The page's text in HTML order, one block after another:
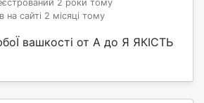
2 роки тому
на сайті 2 місяці тому
вашкості от А до Я ЯКІСТЬ